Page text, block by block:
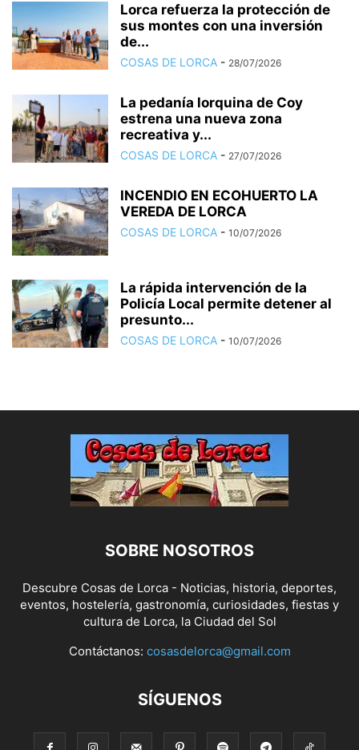
Lorca refuerza la protección de
sus montes con una inversión
de...
COSAS DE LORCA - 28/07/2026
La pedanía lorquina de Coy
estrena una nueva zona
recreativa y...
COSAS DE LORCA - 27/07/2026
INCENDIO EN ECOHUERTO LA
VEREDA DE LORCA
COSAS DE LORCA - 10/07/2026
La rápida intervención de la
Policía Local permite detener al
presunto...
COSAS DE LORCA - 10/07/2026
SOBRE NOSOTROS
Descubre Cosas de Lorca - Noticias, historia, deportes,
eventos, hostelería, gastronomía, curiosidades, fiestas y
cultura de Lorca, la Ciudad del Sol
Contáctanos: cosasdelorca@gmail.com
SÍGUENOS